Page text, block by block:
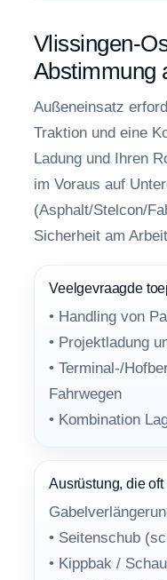
Vlissingen-
Abstimmung
Außeneinsatz
Traktion und eine
Ladung und Ihren
im Voraus auf
(Asphalt/Stelcon/
Sicherheit am
Veelgevraagde
• Handling von
• Projektladung
• Terminal-/
Fahrwegen
• Kombination
Ausrüstung, die
• Seitenschub
• Kippbak /